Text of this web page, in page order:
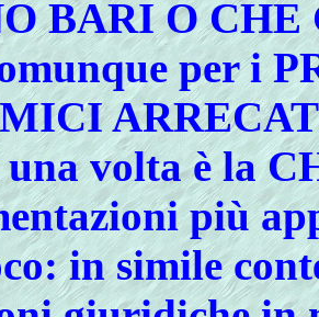
BARI O
per i
una volta è la
più
: in simile